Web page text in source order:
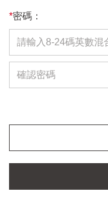
*密碼：